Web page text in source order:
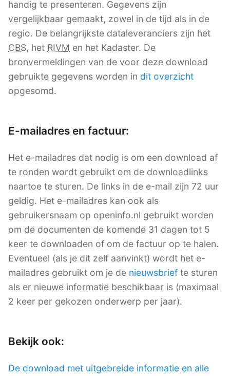
handig te presenteren. Gegevens zijn
vergelijkbaar gemaakt, zowel in de tijd als in de
regio. De belangrijkste dataleveranciers zijn het
CBS, het RIVM en het Kadaster. De
bronvermeldingen van de voor deze download
gebruikte gegevens worden in dit overzicht
opgesomd.
E-mailadres en factuur:
Het e-mailadres dat nodig is om een download af
te ronden wordt gebruikt om de downloadlinks
naartoe te sturen. De links in de e-mail zijn 72 uur
geldig. Het e-mailadres kan ook als
gebruikersnaam op openinfo.nl gebruikt worden
om de documenten de komende 31 dagen tot 5
keer te downloaden of om de factuur op te halen.
Eventueel (als je dit zelf aanvinkt) wordt het e-
mailadres gebruikt om je de nieuwsbrief te sturen
als er nieuwe informatie beschikbaar is (maximaal
2 keer per gekozen onderwerp per jaar).
Bekijk ook:
De download met uitgebreide informatie en alle